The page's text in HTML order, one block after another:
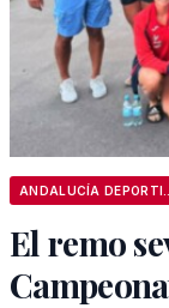
El remo